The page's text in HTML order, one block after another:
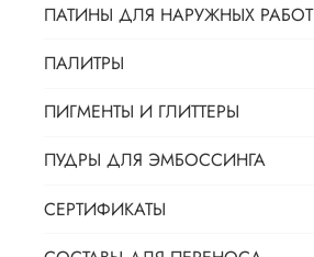
ПАТИНЫ ДЛЯ НАРУЖНЫХ РАБОТ
ПАЛИТРЫ
ПИГМЕНТЫ И ГЛИТТЕРЫ
ПУДРЫ ДЛЯ ЭМБОССИНГА
СЕРТИФИКАТЫ